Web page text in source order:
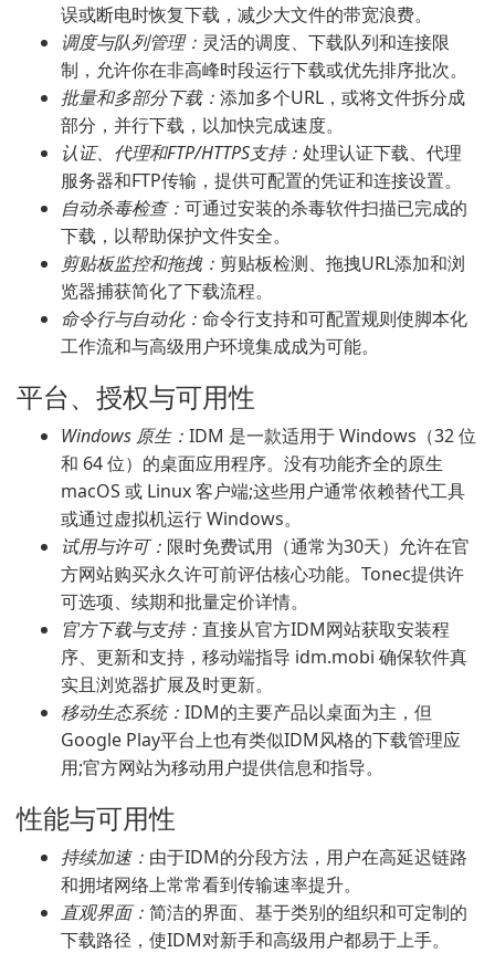
误或断电时恢复下载，减少大文件的带宽浪费。
调度与队列管理： 灵活的调度、下载队列和连接限
制，允许你在非高峰时段运行下载或优先排序批次。
批量和多部分下载： 添加多个URL，或将文件拆分成
部分，并行下载，以加快完成速度。
认证、代理和FTP/HTTPS支持： 处理认证下载、代理
服务器和FTP传输，提供可配置的凭证和连接设置。
自动杀毒检查： 可通过安装的杀毒软件扫描已完成的
下载，以帮助保护文件安全。
剪贴板监控和拖拽： 剪贴板检测、拖拽URL添加和浏
览器捕获简化了下载流程。
命令行与自动化： 命令行支持和可配置规则使脚本化
工作流和与高级用户环境集成成为可能。
平台、授权与可用性
Windows 原生： IDM 是一款适用于 Windows（32 位
和 64 位）的桌面应用程序。没有功能齐全的原生
macOS 或 Linux 客户端;这些用户通常依赖替代工具
或通过虚拟机运行 Windows。
试用与许可： 限时免费试用（通常为30天）允许在官
方网站购买永久许可前评估核心功能。Tonec提供许
可选项、续期和批量定价详情。
官方下载与支持： 直接从官方IDM网站获取安装程
序、更新和支持，移动端指导 idm.mobi 确保软件真
实且浏览器扩展及时更新。
移动生态系统： IDM的主要产品以桌面为主，但
Google Play平台上也有类似IDM风格的下载管理应
用;官方网站为移动用户提供信息和指导。
性能与可用性
持续加速： 由于IDM的分段方法，用户在高延迟链路
和拥堵网络上常常看到传输速率提升。
直观界面： 简洁的界面、基于类别的组织和可定制的
下载路径，使IDM对新手和高级用户都易于上手。